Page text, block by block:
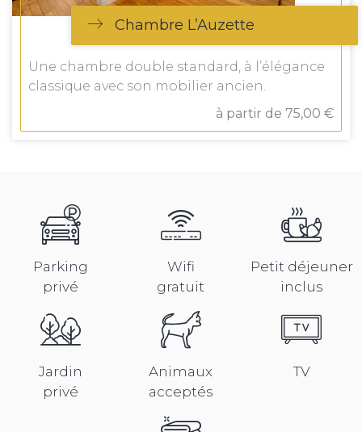
Chambre L’Auzette
Une chambre double standard, à l’élégance
classique avec son mobilier ancien.
à partir de 75,00 €
Parking
privé
Wifi
gratuit
Petit déjeuner
inclus
Jardin
privé
Animaux
acceptés
TV